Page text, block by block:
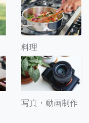
料理
写真・動画制作